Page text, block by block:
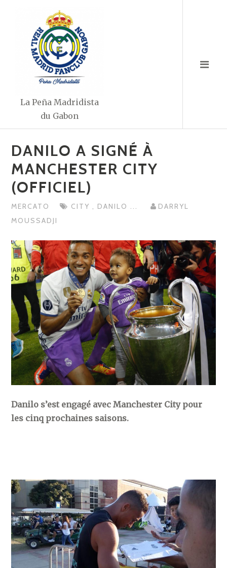
La Peña Madridista
du Gabon
DANILO A SIGNÉ À
MANCHESTER CITY
(OFFICIEL)
MERCATO CITY , DANILO ...
DARRYL
MOUSSADJI
Danilo s’est engagé avec Manchester City pour
les cinq prochaines saisons.